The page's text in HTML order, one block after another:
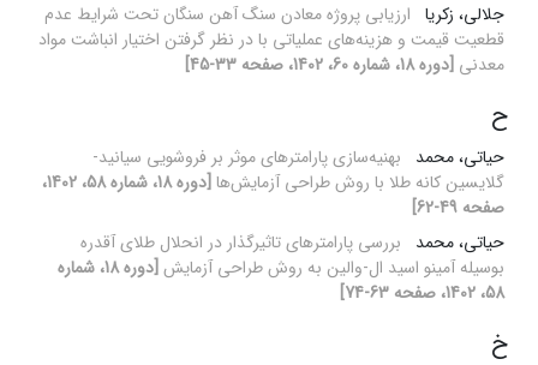
جلالی، زکریا ارزیابی پروژه معادن سنگ آهن سنگان تحت شرایط عدم
قطعیت قیمت و هزینه‌های عملیاتی با در نظر گرفتن اختیار انباشت مواد
معدنی [دوره 18، شماره 60، 1402، صفحه 33-45]
ح
حیاتی، محمد
بهنیه‌سازی پارامترهای موثر بر فروشویی سیانید-
گلایسین کانه طلا با روش طراحی آزمایش‌ها
[دوره 18، شماره 58، 1402،
صفحه 49-62]
حیاتی، محمد
بررسی پارامترهای تاثیرگذار در انحلال طلای آقدره
بوسیله آمینو اسید ال-والین به روش طراحی آزمایش
[دوره 18، شماره
58، 1402، صفحه 63-74]
خ